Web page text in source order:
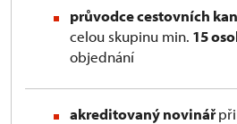
průvodce cestovních
celou skupinu min. 15
objednání
akreditovaný novinář